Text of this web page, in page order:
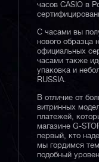
часов CASIO в
С часами вы
нового образца
официальных
часами также
упаковка и
RUSSIA.
В отличие от
витринных
платежей,
магазине G-
первый, кто
мы гордимся
подобный